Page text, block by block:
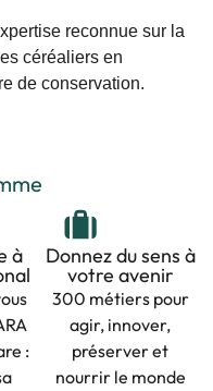
reconnue sur la
céréaliers en
de conservation.
à
:
Donnez du sens à
votre avenir
300 métiers pour
agir, innover,
préserver et
nourrir le monde